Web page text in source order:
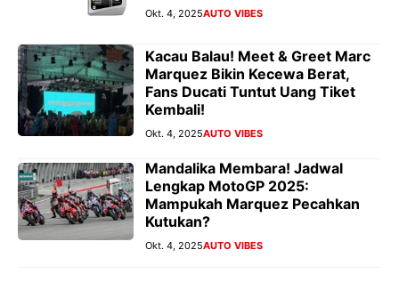
Okt. 4, 2025AUTO VIBES
Kacau Balau! Meet & Greet Marc
Marquez Bikin Kecewa Berat,
Fans Ducati Tuntut Uang Tiket
Kembali!
Okt. 4, 2025AUTO VIBES
Mandalika Membara! Jadwal
Lengkap MotoGP 2025:
Mampukah Marquez Pecahkan
Kutukan?
Okt. 4, 2025AUTO VIBES